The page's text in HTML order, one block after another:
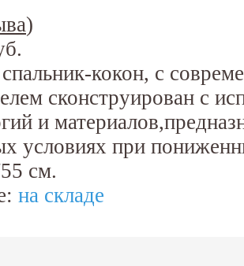
)
кокон, с
сконструирован с
и
условиях при
см.
на складе